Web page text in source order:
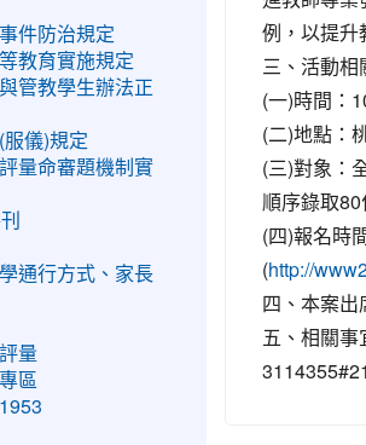
例，以提升
三、活動相
(一)時間：
(二)地點：
(三)對象：
順序錄取80
(四)報名時
(http://
四、本案出
五、相關
件防治規定
教育實施規定
管教學生辦法正
服儀)規定
量命審題機制實
通行方式、家長
量
區